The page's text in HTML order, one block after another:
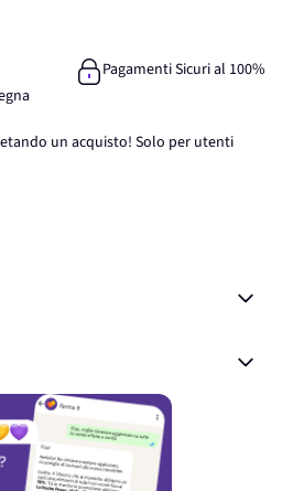
Pagamenti Sicuri al 100%
un acquisto! Solo per utenti